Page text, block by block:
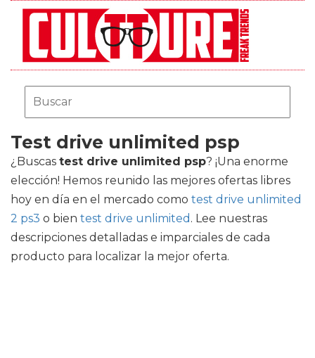
Test drive unlimited psp
¿Buscas test drive unlimited psp? ¡Una enorme
elección! Hemos reunido las mejores ofertas libres
hoy en día en el mercado como test drive unlimited
2 ps3 o bien test drive unlimited . Lee nuestras
descripciones detalladas e imparciales de cada
producto para localizar la mejor oferta.